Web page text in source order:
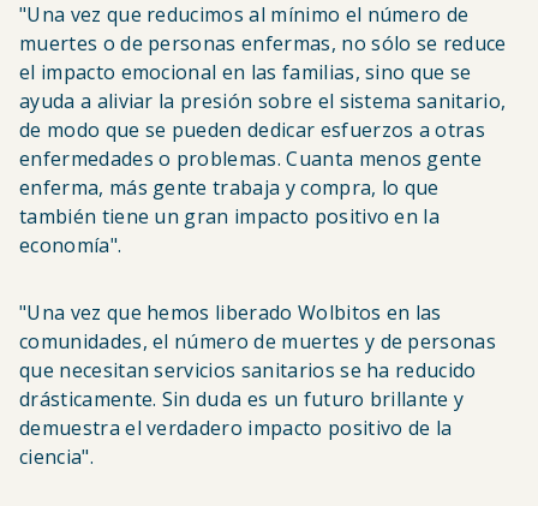
"Una vez que reducimos al mínimo el número de
muertes o de personas enfermas, no sólo se reduce
el impacto emocional en las familias, sino que se
ayuda a aliviar la presión sobre el sistema sanitario,
de modo que se pueden dedicar esfuerzos a otras
enfermedades o problemas. Cuanta menos gente
enferma, más gente trabaja y compra, lo que
también tiene un gran impacto positivo en la
economía".
"Una vez que hemos liberado Wolbitos en las
comunidades, el número de muertes y de personas
que necesitan servicios sanitarios se ha reducido
drásticamente. Sin duda es un futuro brillante y
demuestra el verdadero impacto positivo de la
ciencia".